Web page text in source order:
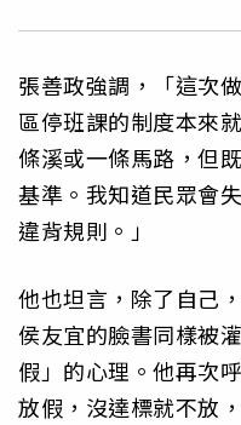
張善政強調，「這次
區停班課的制度本來
條溪或一條馬路，但
基準。我知道民眾會
違背規則。」
他也坦言，除了自己
侯友宜的臉書同樣被
假」的心理。他再次
放假，沒達標就不放